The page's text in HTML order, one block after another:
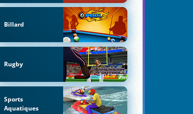
Billard
Rugby
Sports
Aquatiques